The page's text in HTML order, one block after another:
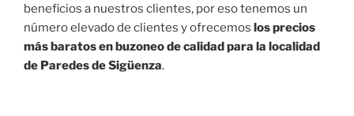
beneficios a nuestros clientes, por eso tenemos un
número elevado de clientes y ofrecemos los precios
más baratos en buzoneo de calidad para la localidad
de Paredes de Sigüenza.